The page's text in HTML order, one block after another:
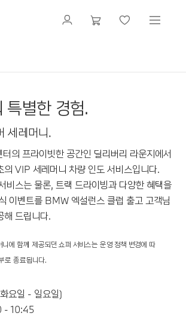
별한 경험.
세레머니.
의 프라이빗한 공간인 딜리버리 라운지에서
의 VIP 세레머니 차량 인도 서비스입니다.
비스는 물론, 트랙 드라이빙과 다양한 혜택을
이벤트를 BMW 엑설런스 클럽 출고 고객님
해 드립니다.
에 함께 제공되던 쇼퍼 서비스는 운영 정책 변경에 따
로 종료됩니다.
요일 - 일요일)
- 10:45